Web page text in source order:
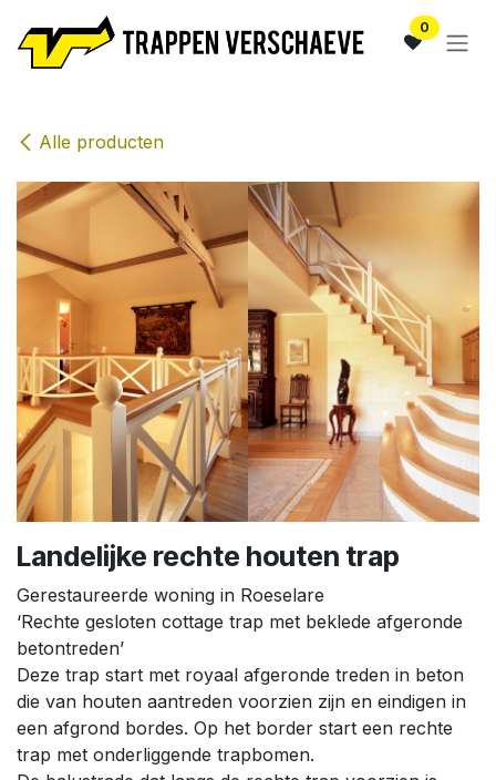
Overslaan naar inhoud
0
Alle producten
Landelijke rechte houten trap
Gerestaureerde woning in Roeselare
‘Rechte gesloten cottage trap met beklede afgeronde
betontreden’
Deze trap start met royaal afgeronde treden in beton
die van houten aantreden voorzien zijn en eindigen in
een afgrond bordes. Op het border start een rechte
trap met onderliggende trapbomen.